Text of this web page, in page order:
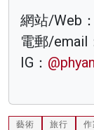
網站/Web：
電郵/email
IG：
藝術 旅行 作